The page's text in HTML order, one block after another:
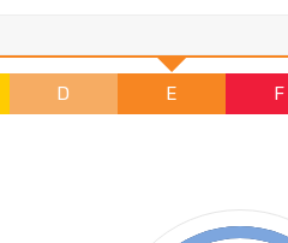
D E F